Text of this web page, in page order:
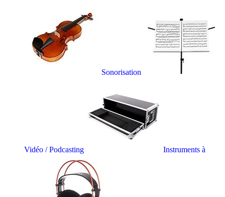
Sonorisation
Vidéo / Podcasting Instruments à